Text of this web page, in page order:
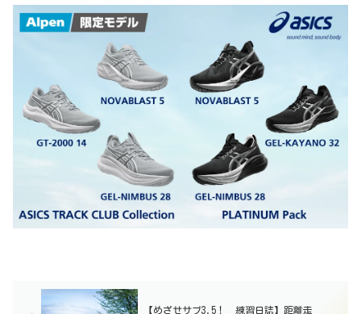
【めざせサブ3.5！ 練習日誌】距離走